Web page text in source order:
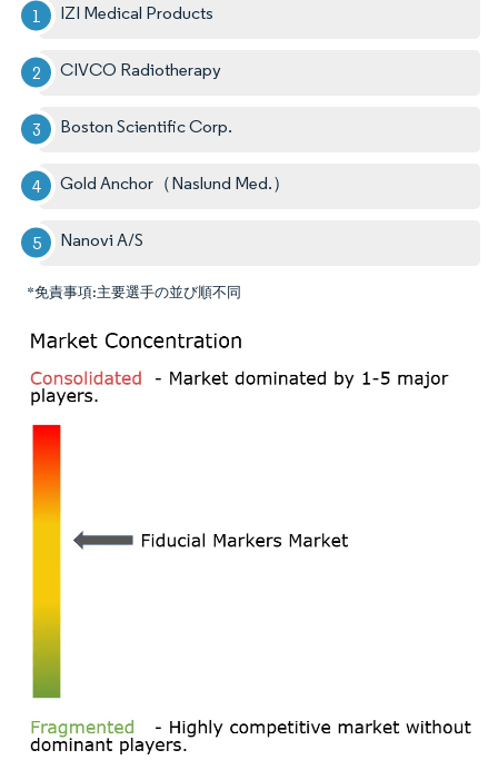
IZI Medical Products
CIVCO Radiotherapy
Boston Scientific Corp.
Gold Anchor（Naslund Med.）
Nanovi A/S
*免責事項:主要選手の並び順不同